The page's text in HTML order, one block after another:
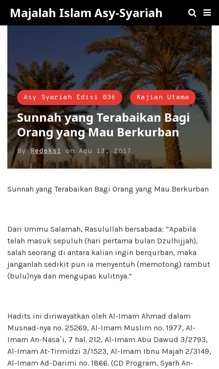
Majalah Islam Asy-Syariah
Asy Syariah Edisi 036 Kajian Utama
Sunnah yang Terabaikan Bagi
Orang yang Mau Berkurban
ByRedaksi on Agu 13, 2017
Sunnah yang Terabaikan Bagi Orang yang Mau Berkurban
Dari Ummu Salamah, Rasulullah bersabada: ”Apabila
telah masuk sepuluh (hari pertama bulan Dzulhijjah),
salah seorang di antara kalian ingin berqurban, maka
janganlah sedikit pun ia menyentuh (memotong) rambut
(bulu)nya dan mengupas kulitnya.”
Hadits ini diriwayatkan oleh Al-Imam Ahmad dalam
Musnad-nya no. 25269, Al-Imam Muslim no. 1977, Al-
Imam An-Nasa`i, 7 hal. 212, Al-Imam Abu Dawud 3/2793,
Al-Imam At-Tirmidzi 3/1523, Al-Imam Ibnu Majah 2/3149,
Al-Imam Ad-Darimi no. 1866. (CD Program, Syarh An-